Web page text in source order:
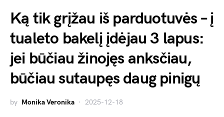
Ką tik grįžau iš parduotuvės – į
tualeto bakelį įdėjau 3 lapus:
jei būčiau žinojęs anksčiau,
būčiau sutaupęs daug pinigų
by Monika Veronika 2025-12-18